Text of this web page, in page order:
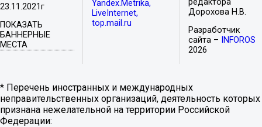
23.11.2021г
ПОКАЗАТЬ
БАННЕРНЫЕ
МЕСТА
Yandex.Metrika,
LiveInternet,
top.mail.ru
Дорохова Н.В.
Разработчик
сайта –
INFOROS
2026
* Перечень иностранных и международных
неправительственных организаций, деятельность которых
признана нежелательной на территории Российской
Федерации: